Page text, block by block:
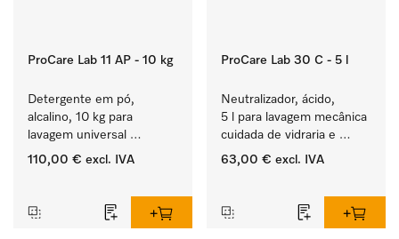
ProCare Lab 11 AP - 10 kg
Detergente em pó,
alcalino, 10 kg para
lavagem universal
mecânica de vidraria e
110,00 € excl. IVA
ProCare Lab 30 C - 5 l
Neutralizador, ácido,
5 l para lavagem mecânica
cuidada de vidraria e
utensílios de laboratório.
63,00 € excl. IVA